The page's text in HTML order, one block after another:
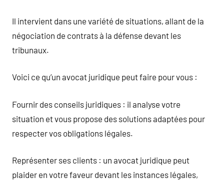
Il intervient dans une variété de situations, allant de la
négociation de contrats à la défense devant les
tribunaux.
Voici ce qu’un avocat juridique peut faire pour vous :
Fournir des conseils juridiques : il analyse votre
situation et vous propose des solutions adaptées pour
respecter vos obligations légales.
Représenter ses clients : un avocat juridique peut
plaider en votre faveur devant les instances légales,